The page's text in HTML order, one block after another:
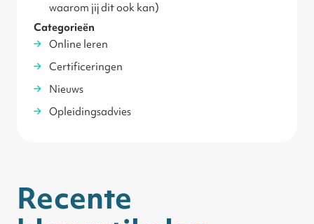
waarom jij dit ook kan)
Categorieën
Online leren
Certificeringen
Nieuws
Opleidingsadvies
Recente